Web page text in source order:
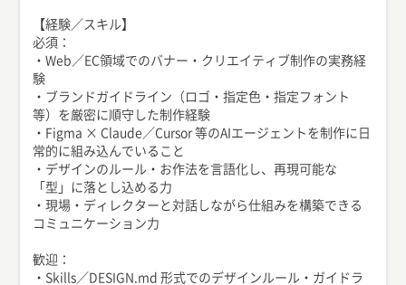
【経験／スキル】
必須：
・Web／EC領域でのバナー・クリエイティブ制作の実務経
験
・ブランドガイドライン（ロゴ・指定色・指定フォント
等）を厳密に順守した制作経験
・Figma × Claude／Cursor 等のAIエージェントを制作に日
常的に組み込んでいること
・デザインのルール・お作法を言語化し、再現可能な
「型」に落とし込める力
・現場・ディレクターと対話しながら仕組みを構築できる
コミュニケーション力
歓迎：
・Skills／DESIGN.md 形式でのデザインルール・ガイドラ